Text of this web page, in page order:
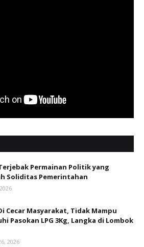
Permainan Politik yang
Soliditas Pemerintahan
Cecar Masyarakat, Tidak Mampu
Pasokan LPG 3Kg, Langka di Lombok
2026